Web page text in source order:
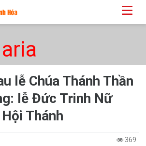
lễ Chúa Thánh Thần
lễ Đức Trinh Nữ
Thánh
369